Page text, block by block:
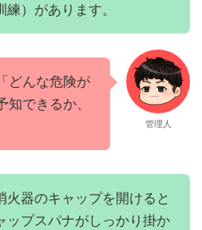
練）があります。
どんな危険が
できるか、
管理人
火器のキャップを開けると
ップスパナがしっかり掛か